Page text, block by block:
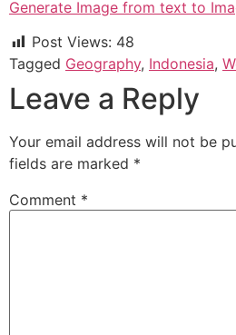
Generate Image from text to
Post Views: 48
Tagged Geography, Indonesia,
Leave a Reply
Your email address will not be
fields are marked *
Comment *